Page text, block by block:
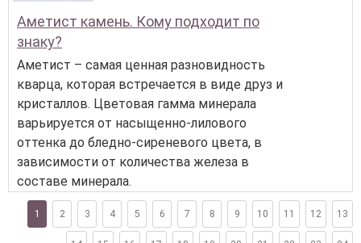
Аметист камень. Кому подходит по
знаку?
Аметист – самая ценная разновидность
кварца, которая встречается в виде друз и
кристаллов. Цветовая гамма минерала
варьируется от насыщенно-лилового
оттенка до бледно-сиреневого цвета, в
зависимости от количества железа в
составе минерала.
1 2 3 4 5 6 7 8 9 10 11 12 13